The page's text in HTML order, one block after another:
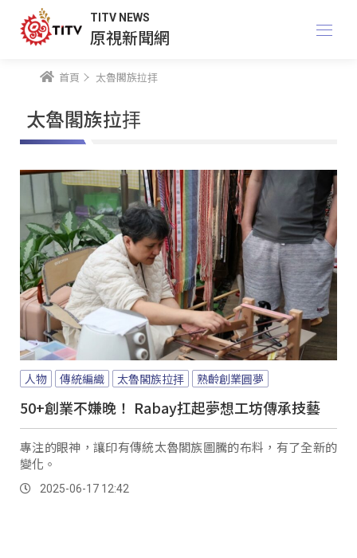
TITV NEWS
原視新聞網
首頁 太魯閣族拉拝
太魯閣族拉拝
人物 傳統編織 太魯閣族拉拝 熟齡創業圓夢
50+創業不嫌晚！ Rabay扛起夢想工坊傳承技藝
專注的眼神，讓印有傳統太魯閣族圖騰的布料，有了全新的
變化。
2025-06-17 12:42